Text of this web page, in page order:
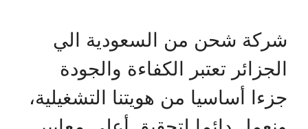
شركة شحن من السعودية الي
الجزائر تعتبر الكفاءة والجودة
جزءا أساسيا من هويتنا التشغيلية،